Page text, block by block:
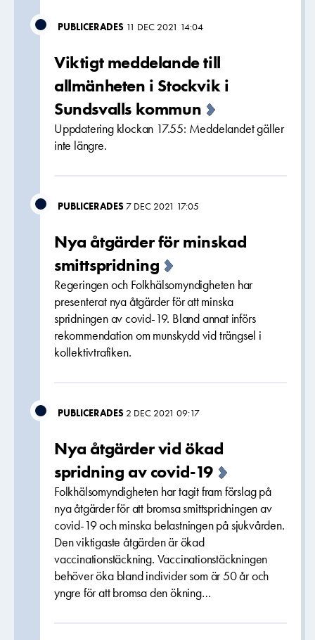
PUBLICERADES 11 DEC 2021 14:04
Viktigt meddelande till
allmänheten i Stockvik i
Sundsvalls kommun
Uppdatering klockan 17.55: Meddelandet gäller
inte längre.
PUBLICERADES 7 DEC 2021 17:05
Nya åtgärder för minskad
smittspridning
Regeringen och Folkhälsomyndigheten har
presenterat nya åtgärder för att minska
spridningen av covid-19. Bland annat införs
rekommendation om munskydd vid trängsel i
kollektivtrafiken.
PUBLICERADES 2 DEC 2021 09:17
Nya åtgärder vid ökad
spridning av covid-19
Folkhälsomyndigheten har tagit fram förslag på
nya åtgärder för att bromsa smittspridningen av
covid-19 och minska belastningen på sjukvården.
Den viktigaste åtgärden är ökad
vaccinationstäckning. Vaccinationstäckningen
behöver öka bland individer som är 50 år och
yngre för att bromsa den ökning…